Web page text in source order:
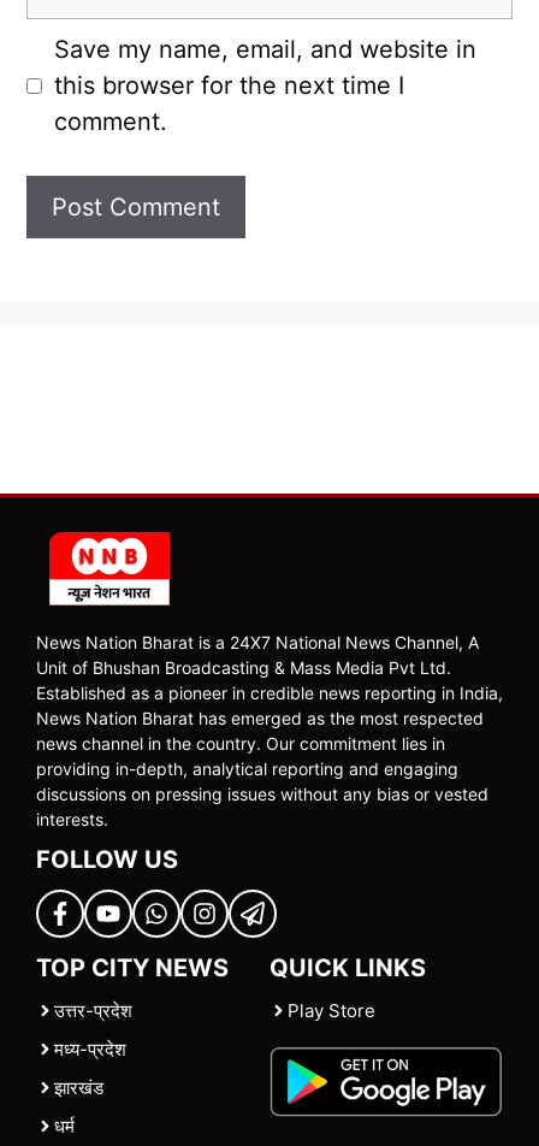
Save my name, email, and website in
this browser for the next time I
comment.
News Nation Bharat is a 24X7 National News Channel, A
Unit of Bhushan Broadcasting & Mass Media Pvt Ltd.
Established as a pioneer in credible news reporting in India,
News Nation Bharat has emerged as the most respected
news channel in the country. Our commitment lies in
providing in-depth, analytical reporting and engaging
discussions on pressing issues without any bias or vested
interests.
FOLLOW US
TOP CITY NEWS
उत्तर-प्रदेश
मध्य-प्रदेश
झारखंड
धर्म
QUICK LINKS
Play Store